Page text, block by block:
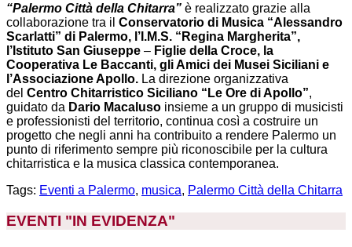
“Palermo Città della Chitarra” è realizzato grazie alla
collaborazione tra il Conservatorio di Musica “Alessandro
Scarlatti” di Palermo, l’I.M.S. “Regina Margherita”,
l’Istituto San Giuseppe – Figlie della Croce, la
Cooperativa Le Baccanti, gli Amici dei Musei Siciliani e
l’Associazione Apollo. La direzione organizzativa
del Centro Chitarristico Siciliano “Le Ore di Apollo”,
guidato da Dario Macaluso insieme a un gruppo di musicisti
e professionisti del territorio, continua così a costruire un
progetto che negli anni ha contribuito a rendere Palermo un
punto di riferimento sempre più riconoscibile per la cultura
chitarristica e la musica classica contemporanea.
Tags: Eventi a Palermo, musica, Palermo Città della Chitarra
EVENTI "IN EVIDENZA"